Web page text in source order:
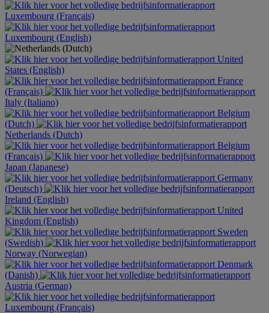
Luxembourg (Français)
Luxembourg (English)
United
States (English)
France
(Français)
Italy (Italiano)
Belgium
(Dutch)
Netherlands (Dutch)
Belgium
(Français)
Japan (Japanese)
Germany
(Deutsch)
Ireland (English)
United
Kingdom (English)
Sweden
(Swedish)
Norway (Norwegian)
Denmark
(Danish)
Austria (German)
Luxembourg (Français)